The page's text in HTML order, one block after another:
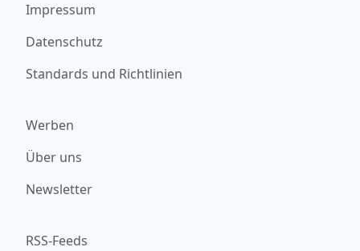
Impressum
Datenschutz
Standards und Richtlinien
Werben
Über uns
Newsletter
RSS-Feeds